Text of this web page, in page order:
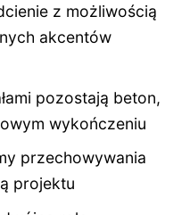
z możliwością
akcentów
pozostają beton,
wykończeniu
przechowywania
projektu